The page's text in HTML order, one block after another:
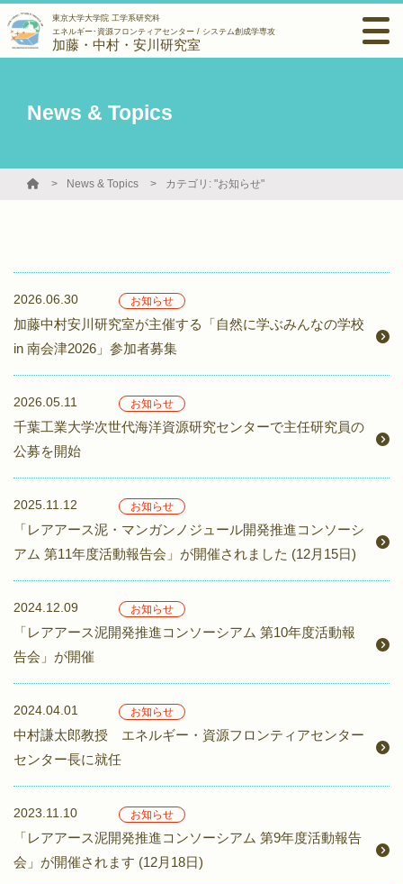
東京大学大学院 工学系研究科
エネルギー･資源フロンティアセンター / システム創成学専攻
加藤・中村・安川研究室
News & Topics
News & Topics カテゴリ: "お知らせ"
2026.06.30 お知らせ
加藤中村安川研究室が主催する「自然に学ぶみんなの学校
in 南会津2026」参加者募集
2026.05.11 お知らせ
千葉工業大学次世代海洋資源研究センターで主任研究員の
公募を開始
2025.11.12 お知らせ
「レアアース泥・マンガンノジュール開発推進コンソーシ
アム 第11年度活動報告会」が開催されました (12月15日)
2024.12.09 お知らせ
「レアアース泥開発推進コンソーシアム 第10年度活動報
告会」が開催
2024.04.01 お知らせ
中村謙太郎教授 エネルギー・資源フロンティアセンター
センター長に就任
2023.11.10 お知らせ
「レアアース泥開発推進コンソーシアム 第9年度活動報告
会」が開催されます (12月18日)